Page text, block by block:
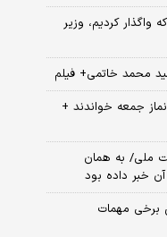
واگذار کردیم، وزیر
محمد خاتمی+ فیلم
جمعه خواندند +
ملی/ به همان
خبر داده بود
برخی مهمات